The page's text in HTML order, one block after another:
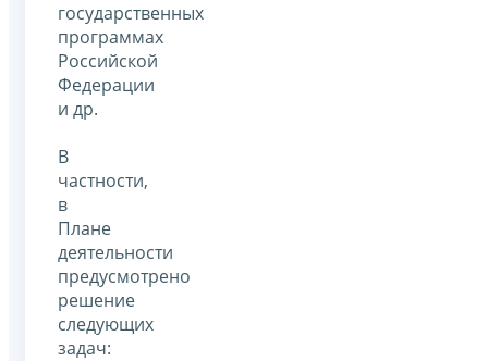
государственных
программах
Российской
Федерации
и др.
В
частности,
в
Плане
деятельности
предусмотрено
решение
следующих
задач: